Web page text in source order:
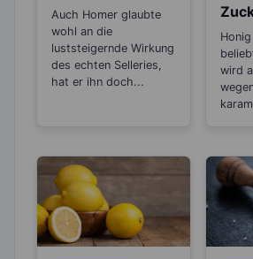
Snack beim
Abnehmen
Auch Homer glaubte
wohl an die
luststeigernde Wirkung
des echten Selleries,
hat er ihn doch...
wird